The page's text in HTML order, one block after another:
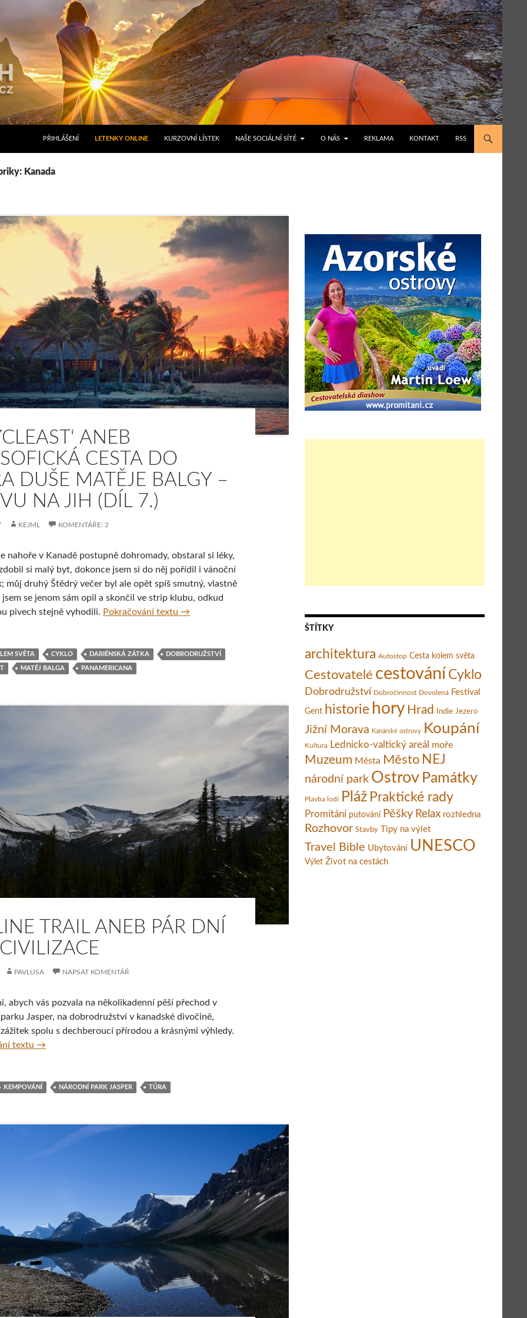
PŘIHLÁŠENÍ LETENKY ONLINE KURZOVNÍ LÍSTEK NAŠE SOCIÁLNÍ SÍTĚ O NÁS REKLAMA KONTAKT RSS
Kanada
ANEB
CESTA DO
DUŠE MATĚJE BALGY –
NA JIH (DÍL 7.)
KEJML KOMENTÁŘE: 2
nahoře v Kanadě postupně dohromady, obstaral si léky,
si malý byt, dokonce jsem si do něj pořídil i vánoční
můj druhý Štědrý večer byl ale opět spíš smutný, vlastně
se jenom sám opil a skončil ve strip klubu, odkud
pivech stejně vyhodili. Pokračování textu ‚I, Cycleast‘ aneb Filosofická cesta do nitra duše Matěje Balgy – Znovu na jih (díl 7.)
→
SVĚTA CYKLO DARIÉNSKÁ ZÁTKA DOBRODRUŽSTVÍ
MATĚJ BALGA PANAMERICANA
TRAIL ANEB PÁR DNÍ
PAVLUSA NAPSAT KOMENTÁŘ
abych vás pozvala na několikadenní pěší přechod v
Jasper, na dobrodružství v kanadské divočině,
spolu s dechberoucí přírodou a krásnými výhledy.
textu Skyline trail aneb Pár dní bez civilizace
→
KEMPOVÁNÍ NÁRODNÍ PARK JASPER TŮRA
ŠTÍTKY
architektura Autostop Cesta kolem světa
Cestovatelé cestování Cyklo
Dobrodružství Dobročinnost Dovolená Festival
Gent historie hory Hrad Indie Jezero
Jižní Morava Kanárské ostrovy Koupání
Kultura Lednicko-valtický areál moře
Muzeum Města Město NEJ
národní park Ostrov Památky
Plavba lodí Pláž Praktické rady
Promítání putování Pěšky Relax rozhledna
Rozhovor Stavby Tipy na výlet
Travel Bible Ubytování UNESCO
Výlet Život na cestách